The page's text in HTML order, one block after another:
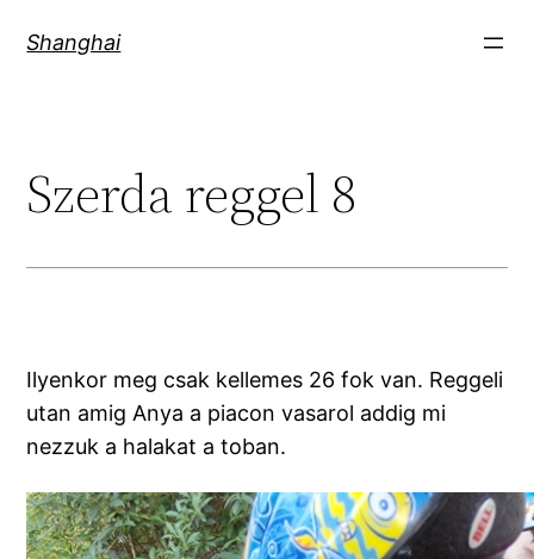
Shanghai
Szerda reggel 8
Ilyenkor meg csak kellemes 26 fok van. Reggeli
utan amig Anya a piacon vasarol addig mi
nezzuk a halakat a toban.